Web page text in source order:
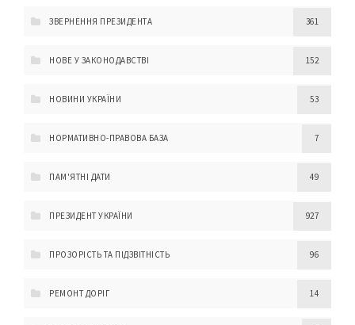
ЗВЕРНЕННЯ ПРЕЗИДЕНТА 361
НОВЕ У ЗАКОНОДАВСТВІ 152
НОВИНИ УКРАЇНИ 53
НОРМАТИВНО-ПРАВОВА БАЗА 7
ПАМ'ЯТНІ ДАТИ 49
ПРЕЗИДЕНТ УКРАЇНИ 927
ПРОЗОРІСТЬ ТА ПІДЗВІТНІСТЬ 96
РЕМОНТ ДОРІГ 14